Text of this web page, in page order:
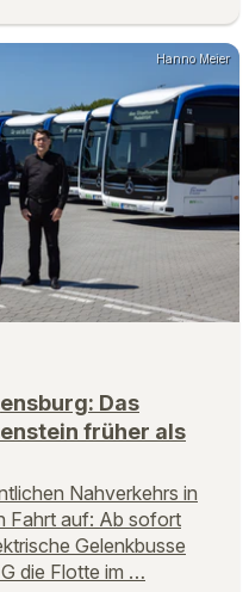
Hanno Meier
Das
früher als
Nahverkehrs in
Fahrt auf: Ab sofort
Gelenkbusse
die Flotte im …